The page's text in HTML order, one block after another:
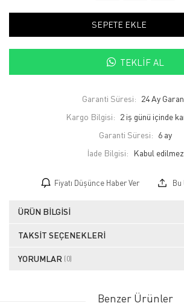
SEPETE EKLE
TEKLIF AL
Garanti Süresi: 24 Ay
Kargo Bilgisi: 2 iş günü içinde
Garanti Süresi: 6 ay
İade Bilgisi:
Fiyatı Düşünce Haber Ver Bu
ÜRÜN BILGISI
TAKSIT SEÇENEKLERI
YORUMLAR (0)
Benzer Ürünler